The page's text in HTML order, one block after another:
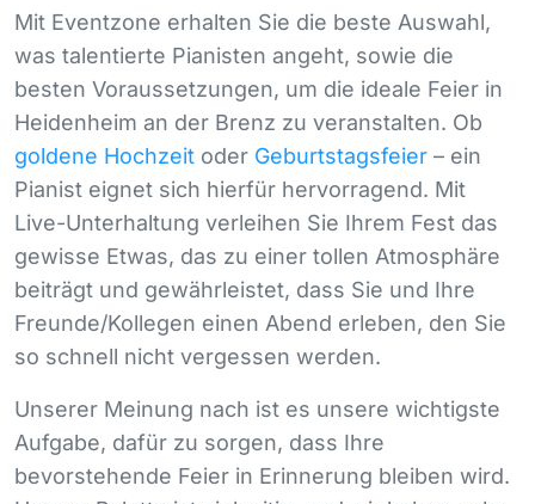
Mit Eventzone erhalten Sie die beste Auswahl,
was talentierte Pianisten angeht, sowie die
besten Voraussetzungen, um die ideale Feier in
Heidenheim an der Brenz zu veranstalten. Ob
goldene Hochzeit oder Geburtstagsfeier – ein
Pianist eignet sich hierfür hervorragend. Mit
Live-Unterhaltung verleihen Sie Ihrem Fest das
gewisse Etwas, das zu einer tollen Atmosphäre
beiträgt und gewährleistet, dass Sie und Ihre
Freunde/Kollegen einen Abend erleben, den Sie
so schnell nicht vergessen werden.
Unserer Meinung nach ist es unsere wichtigste
Aufgabe, dafür zu sorgen, dass Ihre
bevorstehende Feier in Erinnerung bleiben wird.